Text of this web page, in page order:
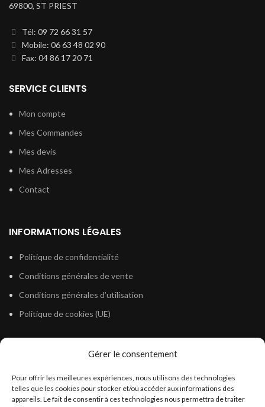
Gérer le consentement
Pour offrir les meilleures expériences, nous utilisons des technologies
telles que les cookies pour stocker et/ou accéder aux informations des
appareils. Le fait de consentir à ces technologies nous permettra de traiter
69800, ST PRIEST
Tél: 09 72 66 31 57
Mobile: 06 63 48 02 90
Fax: 04 86 17 20 71
SERVICE CLIENTS
Mon compte
Mes Commandes
Mes devis
Mes Adresses
Contact
INFORMATIONS LÉGALES
Politique de confidentialité
Conditions générales de vente
Conditions générales d’utilisation
Politique de cookies (UE)
Législation Gasoil Fioul GNR
Législation Essence